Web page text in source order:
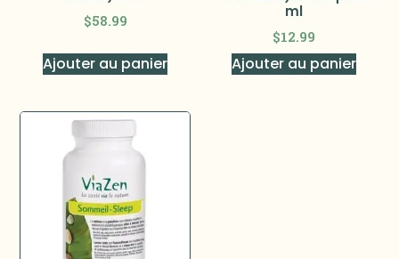
$58.99
Ajouter au panier
ml
$12.99
Ajouter au panier